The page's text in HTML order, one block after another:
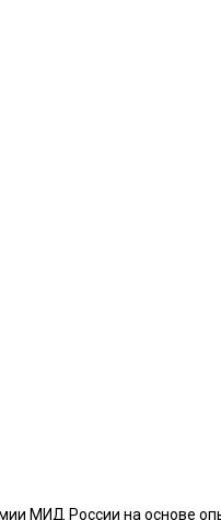
МИД России на основе